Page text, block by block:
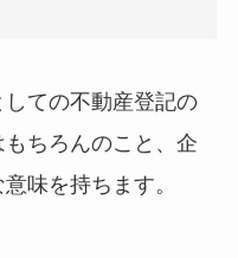
ての不動産登記の
ちろんのこと、企
味を持ちます。